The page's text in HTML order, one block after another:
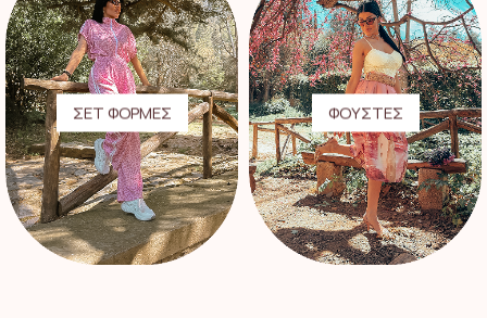
ΣΕΤ ΦΟΡΜΕΣ ΦΟΥΣΤΕΣ